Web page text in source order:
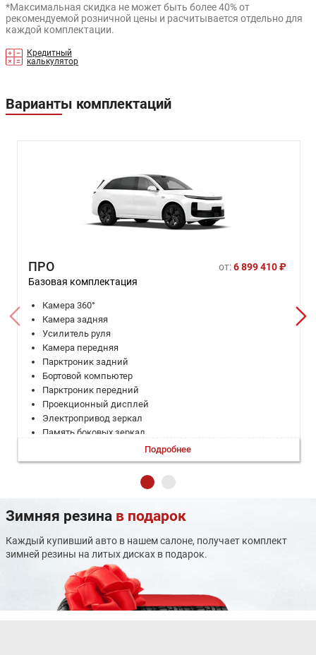
*Максимальная скидка не может быть более 40% от
рекомендуемой розничной цены и расчитывается отдельно для
каждой комплектации.
Кредитный
калькулятор
Варианты комплектаций
ПРО от:6 899 410 ₽
Базовая комплектация
Камера 360°
Камера задняя
Усилитель руля
Камера передняя
Парктроник задний
Бортовой компьютер
Парктроник передний
Проекционный дисплей
Электропривод зеркал
Память боковых зеркал
Электрорегулировка руля
Запуск двигателя с кнопки
Система доступа без ключа
Электроскладывание зеркал
Климат-контроль многозонный
Дистанционный запуск двигателя
Электропривод крышки багажника
Система выбора режима движения
Электростеклоподъемники задние
Система автоматической парковки
Подробнее
Зимняя резина в подарок
Каждый купивший авто в нашем салоне, получает комплект
зимней резины на литых дисках в подарок.